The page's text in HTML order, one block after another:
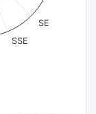
SE
SSE